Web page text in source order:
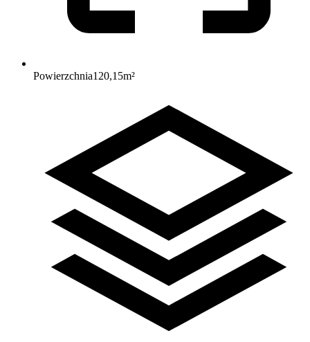
Powierzchnia120,15m²